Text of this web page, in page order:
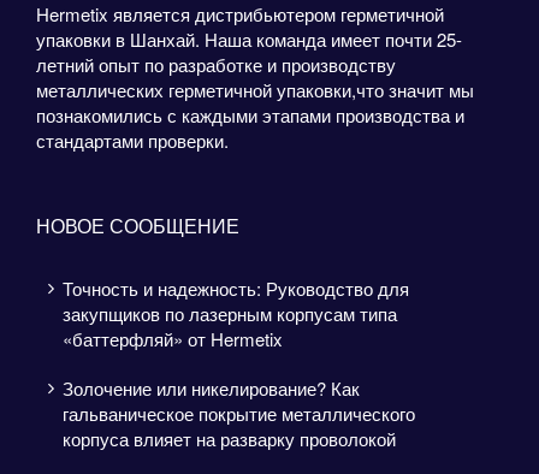
Hermetix является дистрибьютером герметичной
упаковки в Шанхай. Наша команда имеет почти 25-
летний опыт по разработке и производству
металлических герметичной упаковки,что значит мы
познакомились с каждыми этапами производства и
стандартами проверки.
НОВОЕ СООБЩЕНИЕ
Точность и надежность: Руководство для
закупщиков по лазерным корпусам типа
«баттерфляй» от Hermetix
Золочение или никелирование? Как
гальваническое покрытие металлического
корпуса влияет на разварку проволокой